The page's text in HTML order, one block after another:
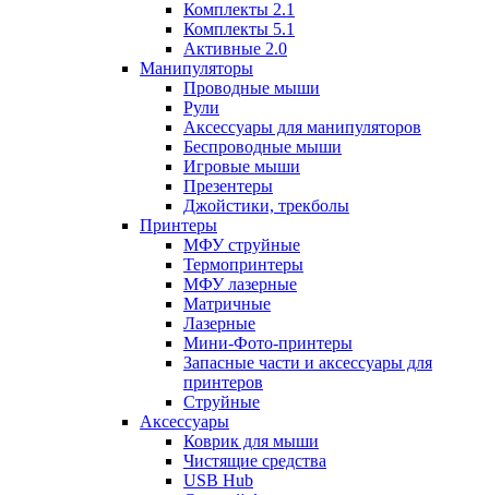
Комплекты 2.1
Комплекты 5.1
Активные 2.0
Манипуляторы
Проводные мыши
Рули
Аксессуары для манипуляторов
Беспроводные мыши
Игровые мыши
Презентеры
Джойстики, трекболы
Принтеры
МФУ струйные
Термопринтеры
МФУ лазерные
Матричные
Лазерные
Мини-Фото-принтеры
Запасные части и аксессуары для
принтеров
Струйные
Аксессуары
Коврик для мыши
Чистящие средства
USB Hub